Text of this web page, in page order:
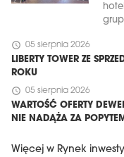
schedule 05 sierpnia 2026
LIBERTY TOWER ZE
ROKU
schedule 05 sierpnia 2026
WARTOŚĆ OFERTY
NIE NADĄŻA ZA POPYTEM
Więcej w Rynek